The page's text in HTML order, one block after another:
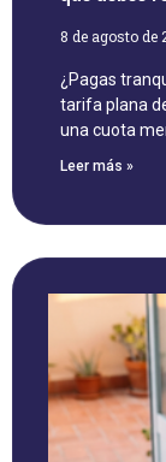
8 de agosto de
¿Pagas
tarifa plana
una cuota
Leer más »